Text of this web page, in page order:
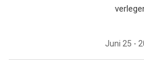
Juni 25 -